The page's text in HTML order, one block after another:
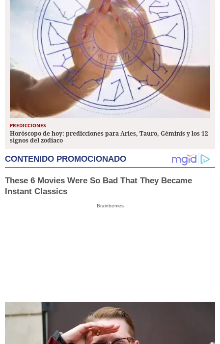
PREDICCIONES
Horóscopo de hoy: predicciones para Aries, Tauro, Géminis y los 12
signos del zodiaco
CONTENIDO PROMOCIONADO
These 6 Movies Were So Bad That They Became
Instant Classics
Brainberries